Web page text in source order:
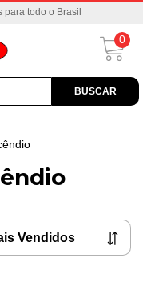
todo o Brasil
BUSCAR
0